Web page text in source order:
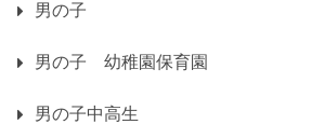
男の子
男の子 幼稚園保育園
男の子中高生